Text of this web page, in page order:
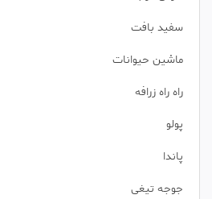
سفید بافت
ماشین حیوانات
راه راه زرافه
پولو
پاندا
جوجه تیغی